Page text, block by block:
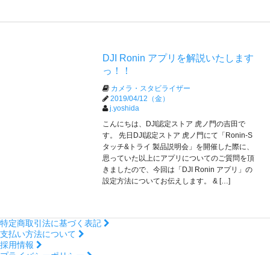
DJI Ronin アプリを解説いたします
っ！！
カメラ・スタビライザー
2019/04/12（金）
j.yoshida
こんにちは、DJI認定ストア 虎ノ門の吉田で
す。 先日DJI認定ストア 虎ノ門にて「Ronin-S
タッチ&トライ 製品説明会」を開催した際に、
思っていた以上にアプリについてのご質問を頂
きましたので、今回は「DJI Ronin アプリ」の
設定方法についてお伝えします。 & […]
特定商取引法に基づく表記
支払い方法について
採用情報